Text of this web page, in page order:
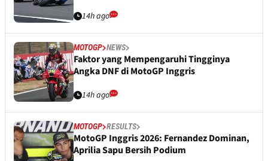
14h ago
MOTOGP NEWS
Faktor yang Mempengaruhi Tingginya
Angka DNF di MotoGP Inggris
14h ago
MOTOGP RESULTS
MotoGP Inggris 2026: Fernandez Dominan,
Aprilia Sapu Bersih Podium